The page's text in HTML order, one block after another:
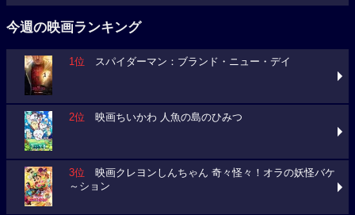
今週の映画ランキング
1位 スパイダーマン：ブランド・ニュー・デイ
2位 映画ちいかわ 人魚の島のひみつ
3位 映画クレヨンしんちゃん 奇々怪々！オラの妖怪バケ
～ション